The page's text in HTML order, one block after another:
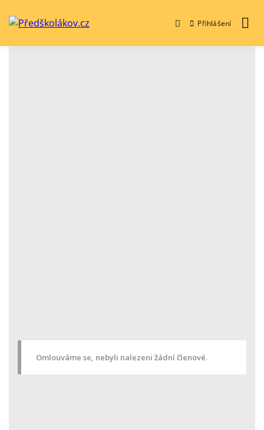
Přihlášení
Omlouváme se, nebyli nalezeni žádní členové.